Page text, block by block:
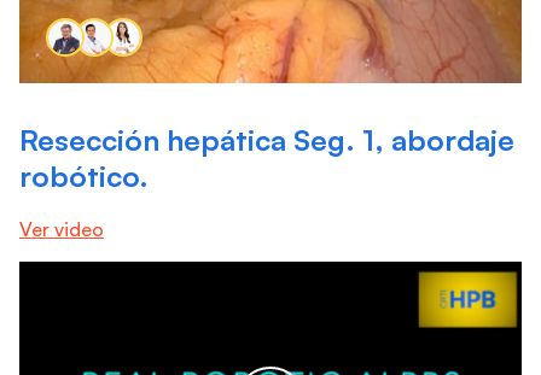
Resección hepática Seg. 1, abordaje
robótico.
Ver video